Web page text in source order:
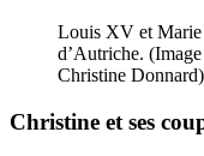
Louis XV et
d’Autriche.
Christine Donnard)
Christine et ses